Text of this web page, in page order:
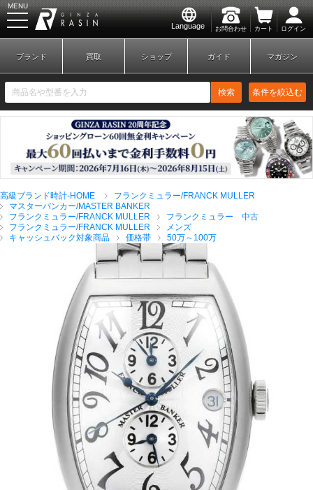
Language お問合わせ カート ログイン
MENU
新規会員登録 ログイン
ブランドから探す
全てのブランドを見
る
ロレックス
パテック
フィリップ
オーデマピゲ ウブロ カルティエ
ブランド 買取 ショップ ガイド マガジン
検索 条件を絞込む
高級ブランド時計-HOME
フランクミュラー/FRANCK MULLER
マスターバンカー/MASTER BANKER
フランクミュラー/FRANCK MULLER
フランクミュラー 中古
フランクミュラー/FRANCK MULLER
メンズ
キャッシュバック対象商品
価格帯 50万～100万